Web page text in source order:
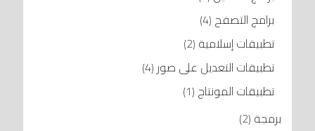
برامج التصفح (4)
تطبيقات إسلامية (2)
تطبيقات التعديل على صور (4)
تطبيقات المونتاج (1)
برمجة (2)